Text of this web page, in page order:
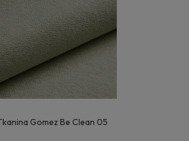
Gomez Be Clean 05